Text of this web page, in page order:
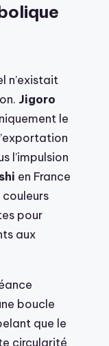
n’existait
Jigoro
le
l’impulsion
en France
couleurs
pour
aux
boucle
que le
circularité